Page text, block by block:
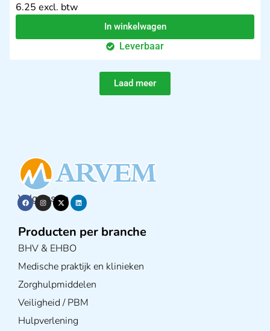
6.25 excl. btw
In winkelwagen
Leverbaar
Laad meer
Volg ons op
Producten per branche
BHV & EHBO
Medische praktijk en klinieken
Zorghulpmiddelen
Veiligheid / PBM
Hulpverlening